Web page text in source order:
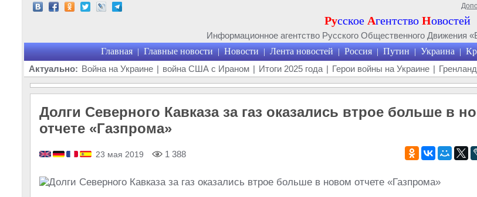
Русское Агентство Новостей
Информационное агентство Русского Общественного Движения
Главная | Главные новости | Новости | Лента новостей | Россия | Путин | Украина |
Актуально: Война на Украине | война США с Ираном | Итоги 2025 года | Герои войны на Украине |
Долги Северного Кавказа за газ оказались втрое больше в
отчете «Газпрома»
23 мая 2019 1 388